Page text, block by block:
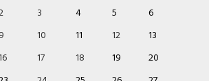
3 4 5
6
9 10 11 12
13
16 17 18 19
20